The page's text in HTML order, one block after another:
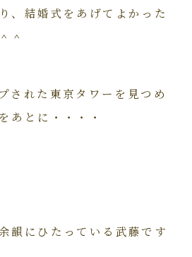
、結婚式をあげてよかった
＾
された東京タワーを見つめ
あとに・・・・
韻にひたっている武藤です